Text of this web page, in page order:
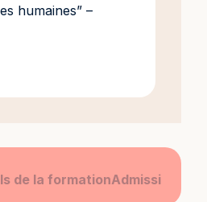
humaines” –
de la formationAdmission